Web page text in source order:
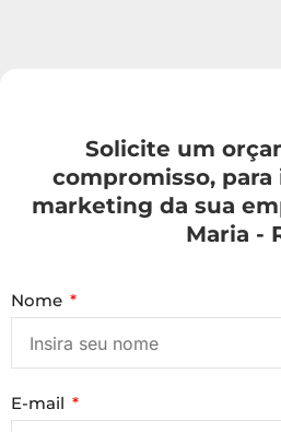
Solicite um
compromisso,
marketing da sua
Maria -
Nome
E-mail